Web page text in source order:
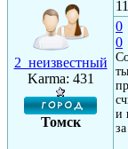
2_неизвестный
Karma: 431
Томск
0
0
и